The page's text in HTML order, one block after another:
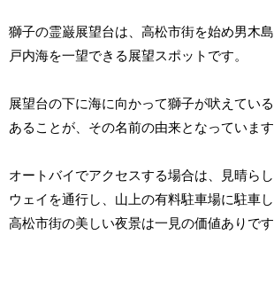
獅子の霊巌展望台は、高松市街を始め男木
戸内海を一望できる展望スポットです。
展望台の下に海に向かって獅子が吠えてい
あることが、その名前の由来となっています
オートバイでアクセスする場合は、見晴ら
ウェイを通行し、山上の有料駐車場に駐車し
高松市街の美しい夜景は一見の価値ありです